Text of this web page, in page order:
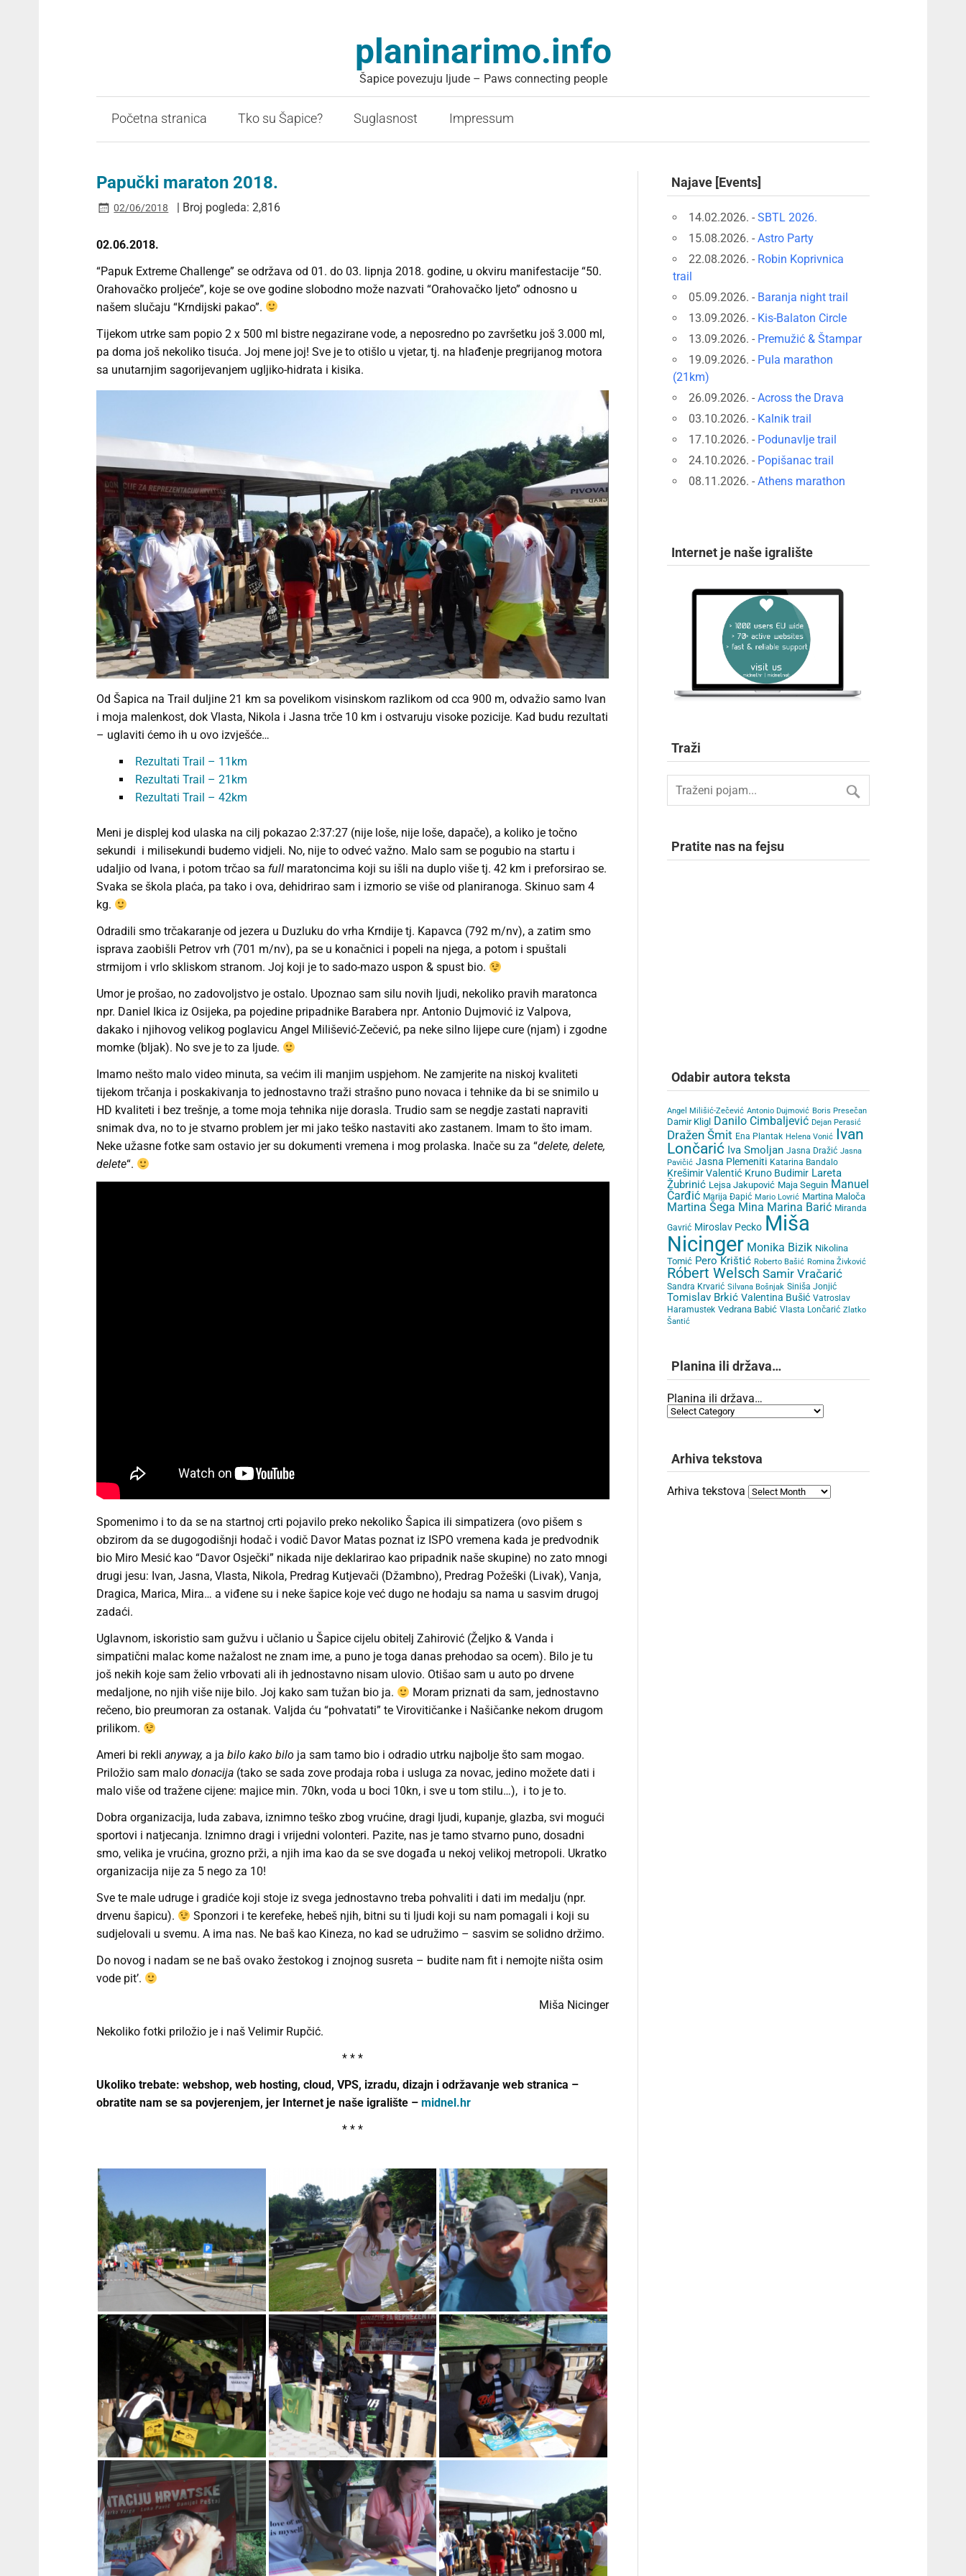
planinarimo.info
Šapice povezuju ljude – Paws connecting people
Početna stranica Tko su Šapice? Suglasnost Impressum
Papučki maraton 2018.
02/06/2018 | Broj pogleda: 2,816
02.06.2018.
“Papuk Extreme Challenge” se održava od 01. do 03. lipnja 2018. godine, u okviru manifestacije “50.
Orahovačko proljeće”, koje se ove godine slobodno može nazvati “Orahovačko ljeto” odnosno u
našem slučaju “Krndijski pakao”.
Tijekom utrke sam popio 2 x 500 ml bistre negazirane vode, a neposredno po završetku još 3.000 ml,
pa doma još nekoliko tisuća. Joj mene joj! Sve je to otišlo u vjetar, tj. na hlađenje pregrijanog motora
sa unutarnjim sagorijevanjem ugljiko-hidrata i kisika.
Od Šapica na Trail duljine 21 km sa povelikom visinskom razlikom od cca 900 m, odvažio samo Ivan
i moja malenkost, dok Vlasta, Nikola i Jasna trče 10 km i ostvaruju visoke pozicije. Kad budu rezultati
– uglaviti ćemo ih u ovo izvješće…
Rezultati Trail – 11km
Rezultati Trail – 21km
Rezultati Trail – 42km
Meni je displej kod ulaska na cilj pokazao 2:37:27 (nije loše, nije loše, dapače), a koliko je točno
sekundi i milisekundi budemo vidjeli. No, nije to odveć važno. Malo sam se pogubio na startu i
udaljio od Ivana, i potom trčao sa fullmaratoncima koji su išli na duplo više tj. 42 km i preforsirao se.
Svaka se škola plaća, pa tako i ova, dehidrirao sam i izmorio se više od planiranoga. Skinuo sam 4
kg.
Odradili smo trčakaranje od jezera u Duzluku do vrha Krndije tj. Kapavca (792 m/nv), a zatim smo
isprava zaobišli Petrov vrh (701 m/nv), pa se u konačnici i popeli na njega, a potom i spuštali
strmijom i vrlo skliskom stranom. Joj koji je to sado-mazo uspon & spust bio.
Umor je prošao, no zadovoljstvo je ostalo. Upoznao sam silu novih ljudi, nekoliko pravih maratonca
npr. Daniel Ikica iz Osijeka, pa pojedine pripadnike Barabera npr. Antonio Dujmović iz Valpova,
dakako i njihovog velikog poglavicu Angel Milišević-Zečević, pa neke silno lijepe cure (njam) i zgodne
momke (bljak). No sve je to za ljude.
Imamo nešto malo video minuta, sa većim ili manjim uspjehom. Ne zamjerite na niskoj kvaliteti
tijekom trčanja i poskakivanja to jednostavno traži strašno puno novaca i tehnike da bi se snimilo u
HD kvaliteti i bez trešnje, a tome moja tehnika nije dorasla. Trudio sam se negdje zastati napraviti
snimak dva, no to je stvarno problem jer mi jako teško nastaviti ako zastanem. Imam to što imam.
Neke užasne fotke sam ostavio jer su dokumenti vremena i mog prolaska. Inače su za “delete, delete,
delete“.
Spomenimo i to da se na startnoj crti pojavilo preko nekoliko Šapica ili simpatizera (ovo pišem s
obzirom da se dugogodišnji hodač i vodič Davor Matas poznat iz ISPO vremena kada je predvodnik
bio Miro Mesić kao “Davor Osječki” nikada nije deklarirao kao pripadnik naše skupine) no zato mnogi
drugi jesu: Ivan, Jasna, Vlasta, Nikola, Predrag Kutjevači (Džambno), Predrag Požeški (Livak), Vanja,
Dragica, Marica, Mira… a viđene su i neke šapice koje već dugo ne hodaju sa nama u sasvim drugoj
zadaći.
Uglavnom, iskoristio sam gužvu i učlanio u Šapice cijelu obitelj Zahirović (Željko & Vanda i
simpatični malac kome nažalost ne znam ime, a puno je toga danas prehodao sa ocem). Bilo je tu
još nekih koje sam želio vrbovati ali ih jednostavno nisam ulovio. Otišao sam u auto po drvene
medaljone, no njih više nije bilo. Joj kako sam tužan bio ja.
Moram priznati da sam, jednostavno
rečeno, bio preumoran za ostanak. Valjda ću “pohvatati” te Virovitičanke i Našičanke nekom drugom
prilikom.
Ameri bi rekli anyway, a ja bilo kako bilo ja sam tamo bio i odradio utrku najbolje što sam mogao.
Priložio sam malo donacija(tako se sada zove prodaja roba i usluga za novac, jedino možete dati i
malo više od tražene cijene: majice min. 70kn, voda u boci 10kn, i sve u tom stilu…), i to je to.
Dobra organizacija, luda zabava, iznimno teško zbog vrućine, dragi ljudi, kupanje, glazba, svi mogući
sportovi i natjecanja. Iznimno dragi i vrijedni volonteri. Pazite, nas je tamo stvarno puno, dosadni
smo, velika je vrućina, grozno prži, a njih ima kao da se sve događa u nekoj velikoj metropoli. Ukratko
organizacija nije za 5 nego za 10!
Sve te male udruge i gradiće koji stoje iz svega jednostavno treba pohvaliti i dati im medalju (npr.
drvenu šapicu).
Sponzori i te kerefeke, hebeš njih, bitni su ti ljudi koji su nam pomagali i koji su
sudjelovali u svemu. A ima nas. Ne baš kao Kineza, no kad se udružimo – sasvim se solidno držimo.
Do novog i nadam se ne baš ovako žestokog i znojnog susreta – budite nam fit i nemojte ništa osim
vode pit’.
Miša Nicinger
Nekoliko fotki priložio je i naš Velimir Rupčić.
* * *
Ukoliko trebate: webshop, web hosting, cloud, VPS, izradu, dizajn i održavanje web stranica –
obratite nam se sa povjerenjem, jer Internet je naše igralište – midnel.hr
* * *
Najave [Events]
14.02.2026. -SBTL 2026.
15.08.2026. -Astro Party
22.08.2026. - Robin Koprivnica
trail
05.09.2026. - Baranja night trail
13.09.2026. - Kis-Balaton Circle
13.09.2026. - Premužić & Štampar
19.09.2026. - Pula marathon
(21km)
26.09.2026. -Across the Drava
03.10.2026. - Kalnik trail
17.10.2026. - Podunavlje trail
24.10.2026. - Popišanac trail
08.11.2026. -Athens marathon
Internet je naše igralište
Traži
Pratite nas na fejsu
Odabir autora teksta
Angel Milišić-Zečević Antonio Dujmović Boris Presečan
Damir Kligl Danilo Cimbaljević Dejan Perasić
Dražen Šmit Ena Plantak Helena Vonić Ivan
Lončarić Iva Smoljan Jasna Dražić Jasna
Pavičić Jasna Plemeniti Katarina Bandalo
Krešimir Valentić Kruno Budimir Lareta
Žubrinić Lejsa Jakupović Maja Seguin Manuel
Čarđić Marija Đapić Mario Lovrić Martina Maloča
Martina Šega Mina Marina Barić Miranda
Gavrić Miroslav Pecko Miša
Nicinger Monika Bizik Nikolina
Tomić Pero Krištić Roberto Bašić Romina Živković
Róbert Welsch Samir Vračarić
Sandra Krvarić Silvana Bošnjak Siniša Jonjić
Tomislav Brkić Valentina Bušić Vatroslav
Haramustek Vedrana Babić Vlasta Lončarić Zlatko
Šantić
Planina ili država…
Planina ili država…
Arhiva tekstova
Arhiva tekstova